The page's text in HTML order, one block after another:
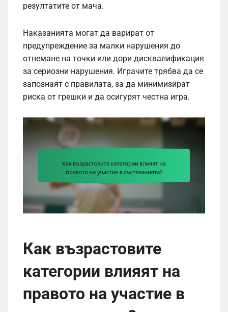
резултатите от мача.
Наказанията могат да варират от
предупреждение за малки нарушения до
отнемане на точки или дори дисквалификация
за сериозни нарушения. Играчите трябва да се
запознаят с правилата, за да минимизират
риска от грешки и да осигурят честна игра.
Как възрастовите
категории влияят на
правото на участие в